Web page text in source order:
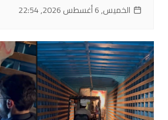
الخميس, 6 أغسطس 2026, 22:54